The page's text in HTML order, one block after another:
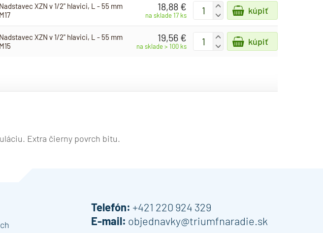
Nadstavec XZN v 1/2" hlavici, L - 55 mm
M17
18,88 €
na sklade 17 ks
+
-
kúpiť
Nadstavec XZN v 1/2" hlavici, L - 55 mm
M15
19,56 €
na sklade > 100 ks
+
-
kúpiť
Extra čierny povrch bitu.
Telefón: +421 220 924 329
E-mail: objednavky@triumfnaradie.sk